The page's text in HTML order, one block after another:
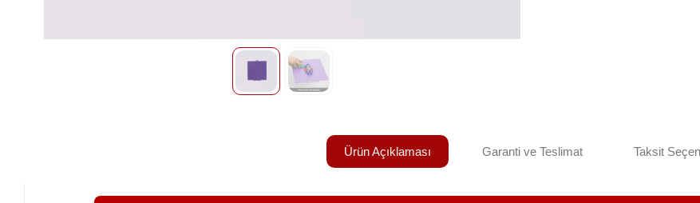
Ürün Açıklaması Garanti ve Teslimat Taksit